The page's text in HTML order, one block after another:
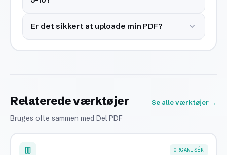
Er det sikkert at uploade min PDF?
Relaterede værktøjer
Bruges ofte sammen med Del PDF
Se alle værktøjer →
ORGANISÉR